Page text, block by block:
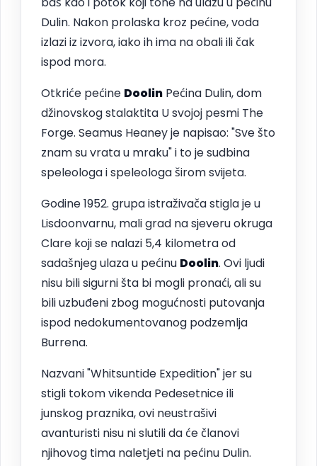
Dulin. Nakon prolaska kroz pećine, voda
izlazi iz izvora, iako ih ima na obali ili čak
ispod mora.
Otkriće pećine Doolin Pećina Dulin, dom
džinovskog stalaktita U svojoj pesmi The
Forge. Seamus Heaney je napisao: "Sve što
znam su vrata u mraku" i to je sudbina
speleologa i speleologa širom svijeta.
Godine 1952. grupa istraživača stigla je u
Lisdoonvarnu, mali grad na sjeveru okruga
Clare koji se nalazi 5,4 kilometra od
sadašnjeg ulaza u pećinu Doolin. Ovi ljudi
nisu bili sigurni šta bi mogli pronaći, ali su
bili uzbuđeni zbog mogućnosti putovanja
ispod nedokumentovanog podzemlja
Burrena.
Nazvani "Whitsuntide Expedition" jer su
stigli tokom vikenda Pedesetnice ili
junskog praznika, ovi neustrašivi
avanturisti nisu ni slutili da će članovi
njihovog tima naletjeti na pećinu Dulin.